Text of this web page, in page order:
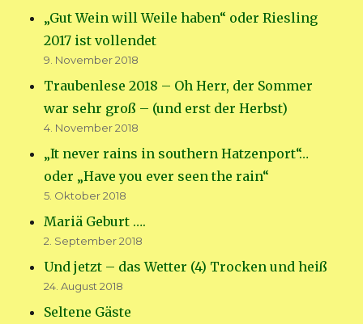
„Gut Wein will Weile haben“ oder Riesling
2017 ist vollendet
9. November 2018
Traubenlese 2018 – Oh Herr, der Sommer
war sehr groß – (und erst der Herbst)
4. November 2018
„It never rains in southern Hatzenport“…
oder „Have you ever seen the rain“
5. Oktober 2018
Mariä Geburt ….
2. September 2018
Und jetzt – das Wetter (4) Trocken und heiß
24. August 2018
Seltene Gäste